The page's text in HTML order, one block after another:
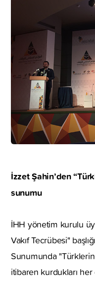
İzzet Şahin’den
sunumu
İHH yönetim kurulu
Vakıf Tecrübesi"
Sunumunda "Türklerin
itibaren kurdukları